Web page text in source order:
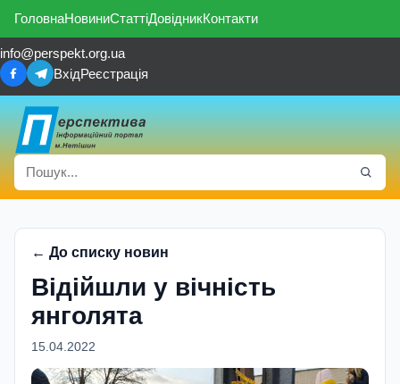
ГоловнаНовиниСтаттіДовідникКонтакти
info@perspekt.org.ua
ВхідРеєстрація
← До списку новин
Відійшли у вічність
янголята
15.04.2022